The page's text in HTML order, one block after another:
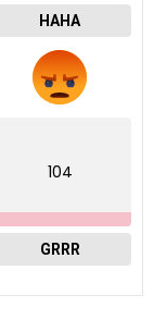
HAHA
104
GRRR